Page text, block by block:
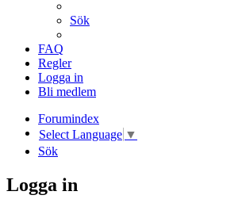
Sök
FAQ
Regler
Logga in
Bli medlem
Forumindex
Select Language ▼
Sök
Logga in